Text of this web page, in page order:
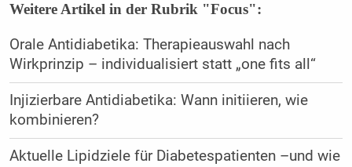
Weitere Artikel in der Rubrik "Focus":
Orale Antidiabetika: Therapieauswahl nach
Wirkprinzip – ­individualisiert statt „one fits all“
Injizierbare Antidiabetika: Wann initiieren, wie
kombinieren?
Aktuelle Lipidziele für Diabetespatienten –­und wie